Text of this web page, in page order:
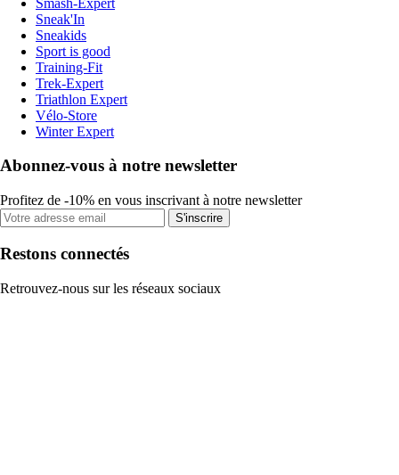
Sneak'In
Sneakids
Sport is good
Training-Fit
Trek-Expert
Triathlon Expert
Vélo-Store
Winter Expert
Abonnez-vous à notre newsletter
Profitez de -10% en vous inscrivant à notre newsletter
S'inscrire
Restons connectés
Retrouvez-nous sur les réseaux sociaux